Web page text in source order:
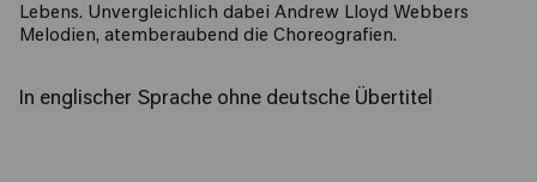
Lebens. Unvergleichlich dabei Andrew Lloyd Webbers
Melodien, atemberaubend die Choreografien.
In englischer Sprache ohne deutsche Übertitel